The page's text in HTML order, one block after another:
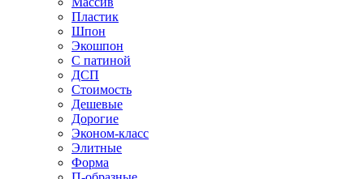
Пластик
Шпон
Экошпон
С патиной
ДСП
Стоимость
Дешевые
Дорогие
Эконом-класс
Элитные
Форма